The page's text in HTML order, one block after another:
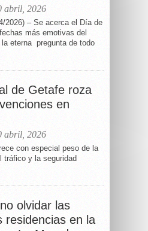
abril, 2026
2026) – Se acerca el Día de
más emotivas del
eterna pregunta de todo
de Getafe roza
en
abril, 2026
con especial peso de la
tráfico y la seguridad
olvidar las
residencias en la